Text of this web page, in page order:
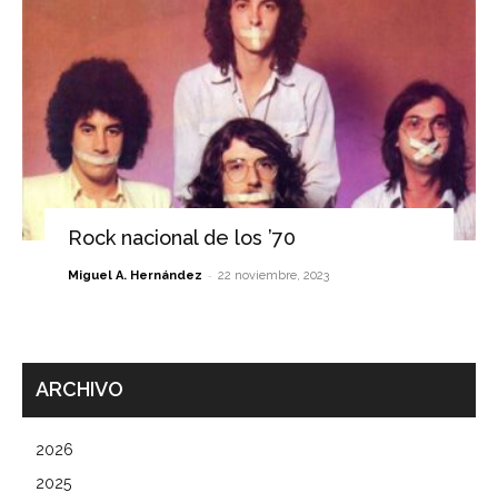
Rock nacional de los ’70
Miguel A. Hernández - 22 noviembre, 2023
ARCHIVO
2026
2025